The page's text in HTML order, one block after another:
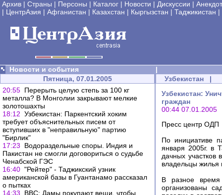
Архив | Страны | Персоны | Каталог | Новости | Дискуссии |
| ЦентрАзия | Афганистан | Казахстан | Кыргызстан | Таджикистан |
Новости и события
|
Пятница, 07.01.2005
20:55 Перерыть целую степь за 100 кг
металла? В Монголии закрывают мелкие
золотошахты
18:12 Узбекистан: Паркентский хоким
требует объяснительных писем от
вступивших в "неправильную" партию
"Бирлик"
17:23
Водораздельные споры. Индия и
Пакистан не смогли договориться о судьбе
Ченабской ГЭС
16:40 "Рейтер" - Таджикский узник
американской базы в Гуантанамо рассказал
о пытках
14:33
BBC: Дамы покупают вещи, чтобы
Узбекистан |
Узбекистан:
граждан
00:44 07.01.2005
Пресс центр ОДП
По инициативе
января 2005г. в
дачных участков
владельцы жилья
В разное
организованы